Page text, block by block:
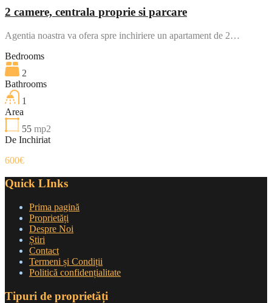
2 camere, centrala proprie si parcare
Agentia noastra va ofera spre inchiriere un apartament de 2…
Bedrooms
2
Bathrooms
1
Area
55 mp2
De Inchiriat
600€
Quick LInks
Prima pagină
Proprietăți
Despre Noi
Știri
Contact
Termeni și Condiții
Politică confidențialitate
Tipuri de proprietăți